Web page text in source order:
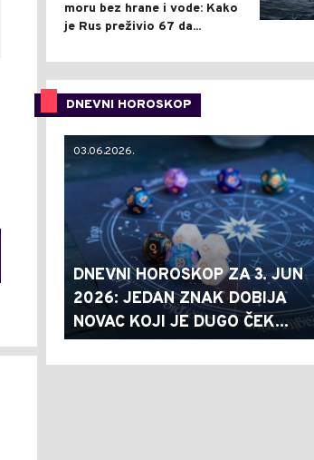
moru bez hrane i vode: Kako
je Rus preživio 67 da...
DNEVNI HOROSKOP
03.06.2026.
DNEVNI HOROSKOP ZA 3. JUN
2026: JEDAN ZNAK DOBIJA
NOVAC KOJI JE DUGO ČEK...